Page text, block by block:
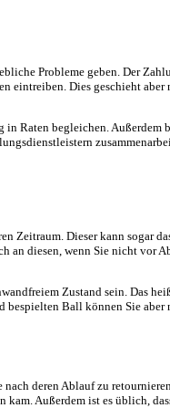
Probleme geben. Der
eintreiben. Dies geschieht aber
in Raten begleichen. Außerdem
Zeitraum. Dieser kann sogar
an diesen, wenn Sie nicht vor
Zustand sein. Das
bespielten Ball können Sie aber
deren Ablauf zu
Außerdem ist es üblich,